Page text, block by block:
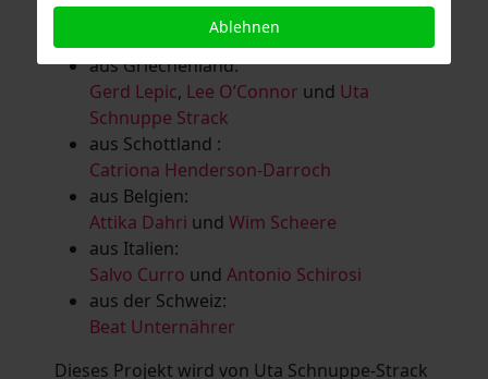
Schaub,Vera Schaub,Birgit Schweimler &
Serge DevadderundRolf Thärichen
aus Griechenland:
Gerd Lepic, Lee O’Connor und Uta
Schnuppe Strack
aus Schottland :
Catriona Henderson-Darroch
aus Belgien:
Attika Dahri und Wim Scheere
aus Italien:
Salvo Curro und Antonio Schirosi
aus der Schweiz:
Beat Unternährer
Dieses Projekt wird von Uta Schnuppe-Strack
Ablehnen